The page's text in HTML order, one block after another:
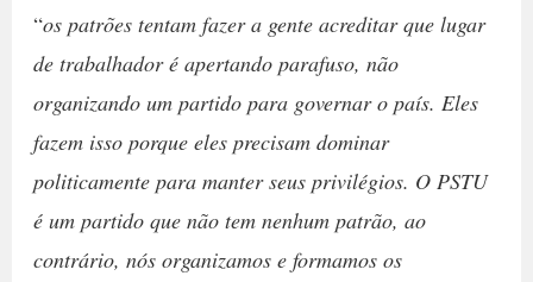
“os patrões tentam fazer a gente acreditar que lugar
de trabalhador é apertando parafuso, não
organizando um partido para governar o país. Eles
fazem isso porque eles precisam dominar
politicamente para manter seus privilégios. O PSTU
é um partido que não tem nenhum patrão, ao
contrário, nós organizamos e formamos os